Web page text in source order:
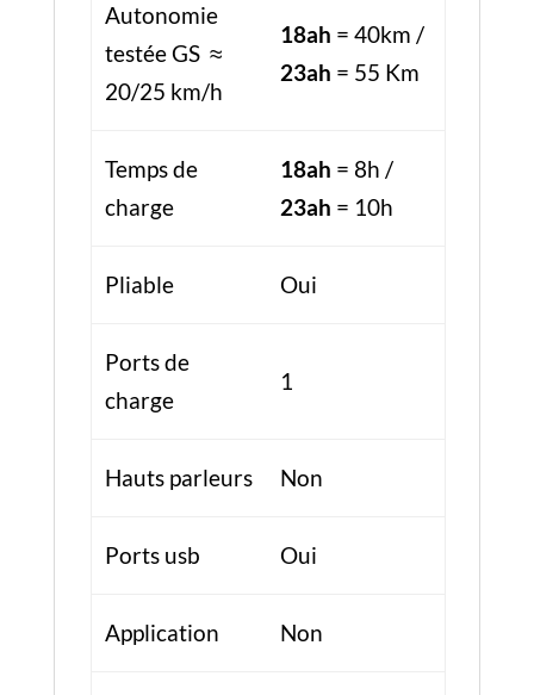
Autonomie
testée GS ≈
20/25 km/h
18ah = 40km /
23ah = 55 Km
Temps de
charge
18ah = 8h /
23ah = 10h
Pliable Oui
Ports de
charge
1
Hauts parleurs Non
Ports usb Oui
Application Non